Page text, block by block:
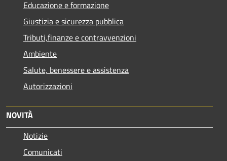
Educazione e formazione
Giustizia e sicurezza pubblica
Tributi,finanze e contravvenzioni
Ambiente
Salute, benessere e assistenza
Autorizzazioni
NOVITÀ
Notizie
Comunicati